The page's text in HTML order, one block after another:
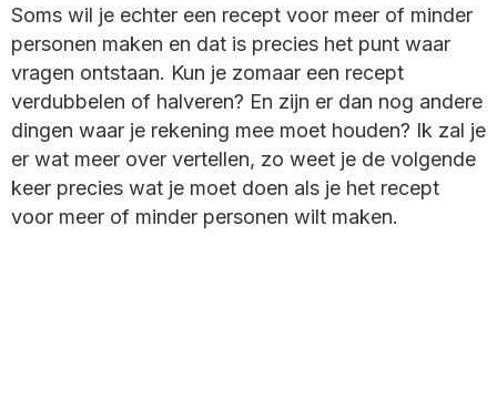
Soms wil je echter een recept voor meer of minder
personen maken en dat is precies het punt waar
vragen ontstaan. Kun je zomaar een recept
verdubbelen of halveren? En zijn er dan nog andere
dingen waar je rekening mee moet houden? Ik zal je
er wat meer over vertellen, zo weet je de volgende
keer precies wat je moet doen als je het recept
voor meer of minder personen wilt maken.